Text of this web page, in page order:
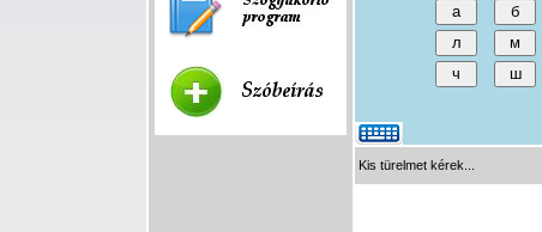
Kis türelmet kérek...